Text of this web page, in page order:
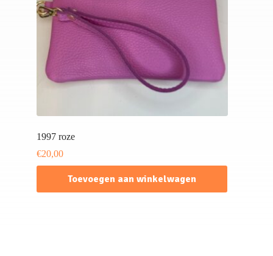
1997 roze
€20,00
Toevoegen aan winkelwagen